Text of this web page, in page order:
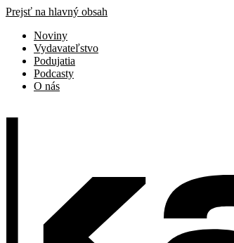
Prejsť na hlavný obsah
Noviny
Vydavateľstvo
Podujatia
Podcasty
O nás